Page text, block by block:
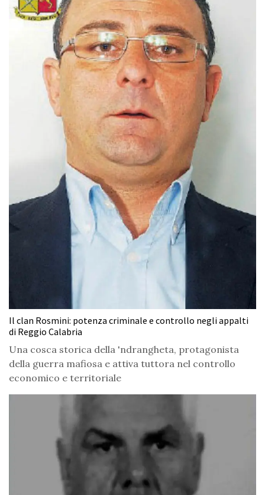
Il clan Rosmini: potenza criminale e controllo negli appalti
di Reggio Calabria
Una cosca storica della 'ndrangheta, protagonista
della guerra mafiosa e attiva tuttora nel controllo
economico e territoriale